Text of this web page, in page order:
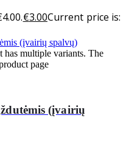
€3.00Current price is:
has multiple variants. The
page
(įvairių